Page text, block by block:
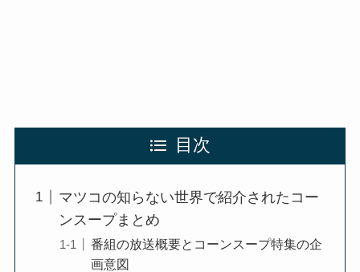
目次
マツコの知らない世界で紹介されたコー
ンスープまとめ
番組の放送概要とコーンスープ特集の企
画意図